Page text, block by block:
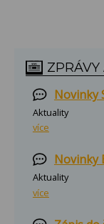
Novinky
Aktuality
více
Novinky
Aktuality
více